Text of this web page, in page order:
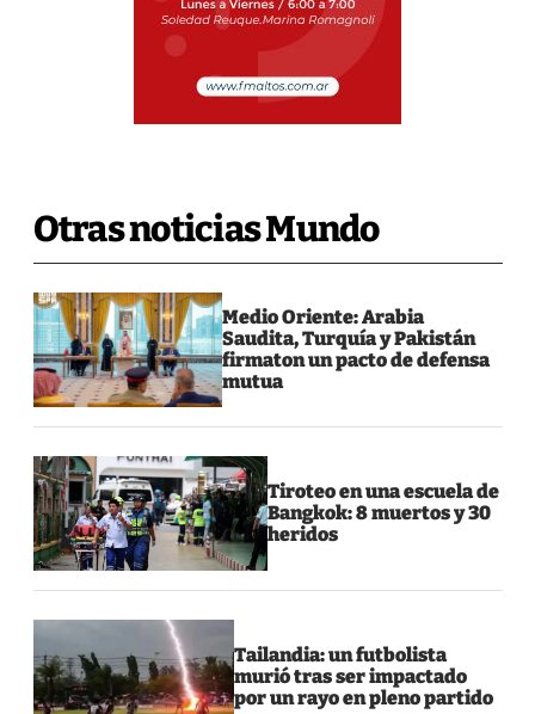
Otras noticias Mundo
Medio Oriente: Arabia
Saudita, Turquía y Pakistán
firmaton un pacto de defensa
mutua
Tiroteo en una escuela de
Bangkok: 8 muertos y 30
heridos
Tailandia: un futbolista
murió tras ser impactado
por un rayo en pleno partido